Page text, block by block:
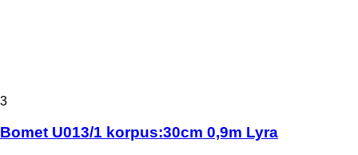
3
Bomet U013/1 korpus:30cm 0,9m Lyra